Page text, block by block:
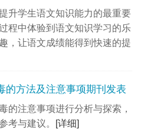
升学生语文知识能力的最重要
程中体验到语文知识学习的乐
，让语文成绩能得到快速的提
的方法及注意事项期刊发表
的注意事项进行分析与探索，
考与建议。
[详细]